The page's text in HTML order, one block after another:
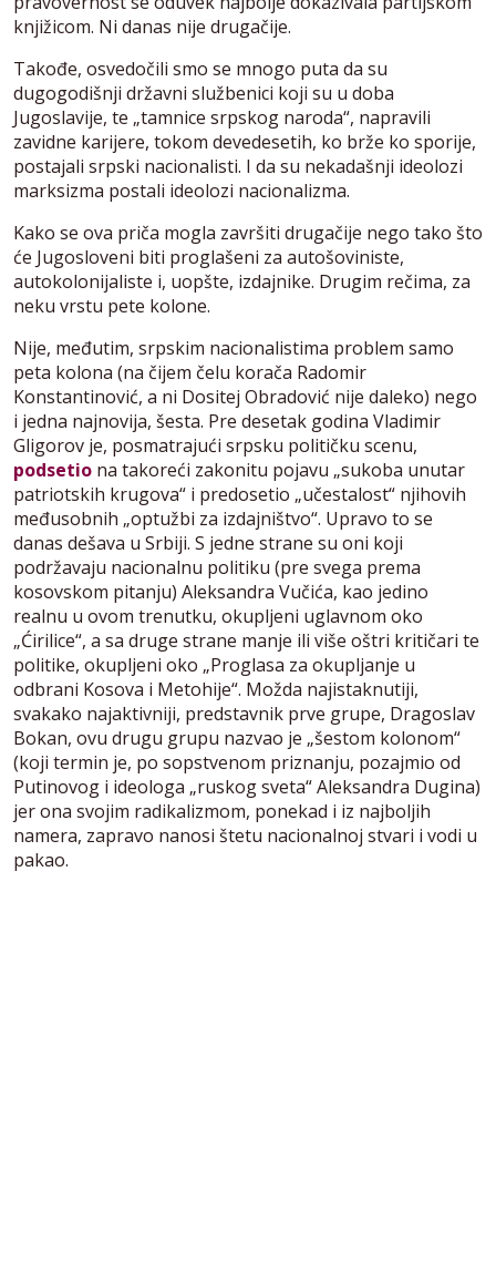
knjižicom. Ni danas nije drugačije.
Takođe, osvedočili smo se mnogo puta da su
dugogodišnji državni službenici koji su u doba
Jugoslavije, te „tamnice srpskog naroda“, napravili
zavidne karijere, tokom devedesetih, ko brže ko sporije,
postajali srpski nacionalisti. I da su nekadašnji ideolozi
marksizma postali ideolozi nacionalizma.
Kako se ova priča mogla završiti drugačije nego tako što
će Jugosloveni biti proglašeni za autošoviniste,
autokolonijaliste i, uopšte, izdajnike. Drugim rečima, za
neku vrstu pete kolone.
Nije, međutim, srpskim nacionalistima problem samo
peta kolona (na čijem čelu korača Radomir
Konstantinović, a ni Dositej Obradović nije daleko) nego
i jedna najnovija, šesta. Pre desetak godina Vladimir
Gligorov je, posmatrajući srpsku političku scenu,
podsetio na takoreći zakonitu pojavu „sukoba unutar
patriotskih krugova“ i predosetio „učestalost“ njihovih
međusobnih „optužbi za izdajništvo“. Upravo to se
danas dešava u Srbiji. S jedne strane su oni koji
podržavaju nacionalnu politiku (pre svega prema
kosovskom pitanju) Aleksandra Vučića, kao jedino
realnu u ovom trenutku, okupljeni uglavnom oko
„Ćirilice“, a sa druge strane manje ili više oštri kritičari te
politike, okupljeni oko „Proglasa za okupljanje u
odbrani Kosova i Metohije“. Možda najistaknutiji,
svakako najaktivniji, predstavnik prve grupe, Dragoslav
Bokan, ovu drugu grupu nazvao je „šestom kolonom“
(koji termin je, po sopstvenom priznanju, pozajmio od
Putinovog i ideologa „ruskog sveta“ Aleksandra Dugina)
jer ona svojim radikalizmom, ponekad i iz najboljih
namera, zapravo nanosi štetu nacionalnoj stvari i vodi u
pakao.